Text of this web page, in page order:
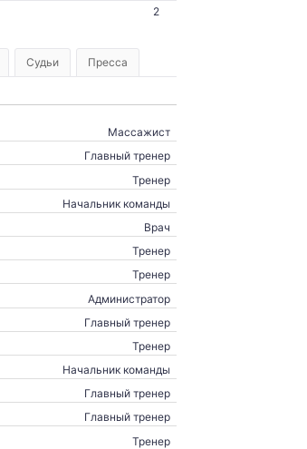
2
Судьи Пресса
Массажист
Главный тренер
Тренер
Начальник команды
Врач
Тренер
Тренер
Администратор
Главный тренер
Тренер
Начальник команды
Главный тренер
Главный тренер
Тренер